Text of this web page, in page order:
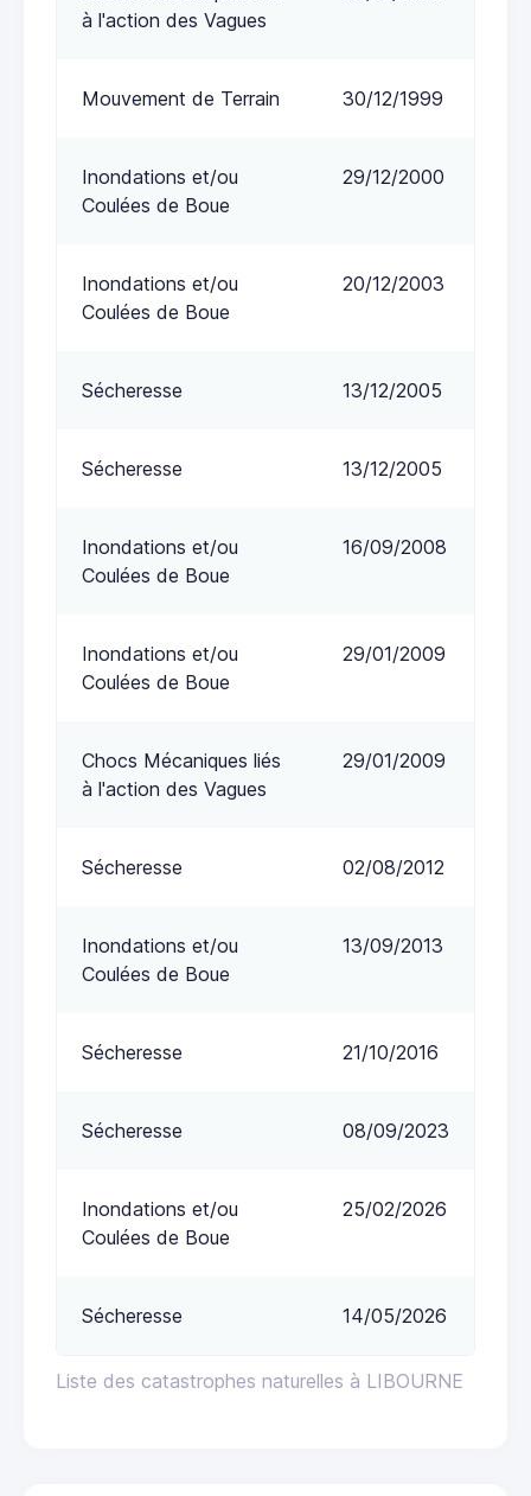
Liste des catastrophes naturelles à LIBOURNE
à l'action des Vagues
Mouvement de Terrain 30/12/1999
Inondations et/ou
Coulées de Boue
29/12/2000
Inondations et/ou
Coulées de Boue
20/12/2003
Sécheresse 13/12/2005
Sécheresse 13/12/2005
Inondations et/ou
Coulées de Boue
16/09/2008
Inondations et/ou
Coulées de Boue
29/01/2009
Chocs Mécaniques liés
à l'action des Vagues
29/01/2009
Sécheresse 02/08/2012
Inondations et/ou
Coulées de Boue
13/09/2013
Sécheresse 21/10/2016
Sécheresse 08/09/2023
Inondations et/ou
Coulées de Boue
25/02/2026
Sécheresse 14/05/2026